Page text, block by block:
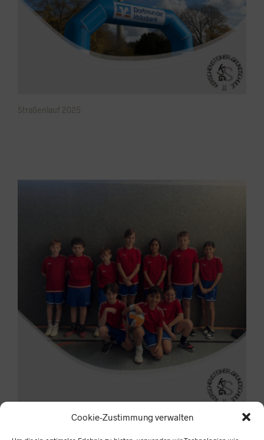
Cookie-Zustimmung verwalten
Straßenlauf 2025